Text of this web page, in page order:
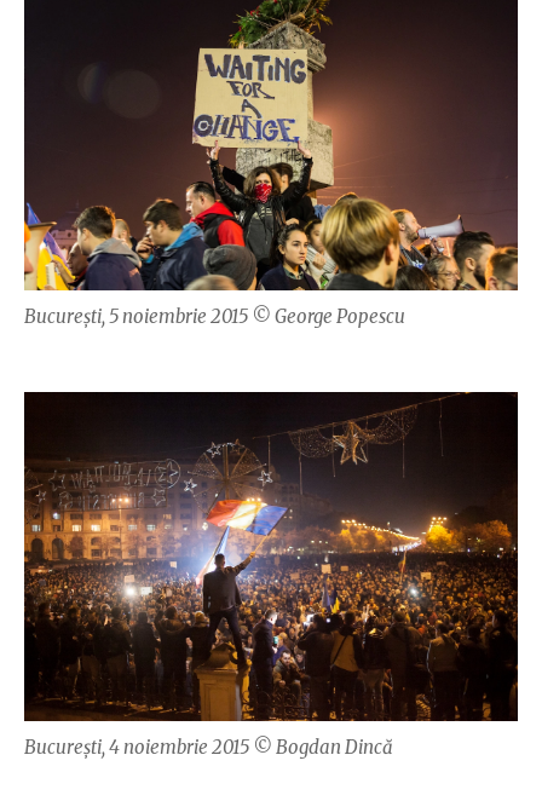
București, 5 noiembrie 2015 © George Popescu
București, 4 noiembrie 2015 © Bogdan Dincă